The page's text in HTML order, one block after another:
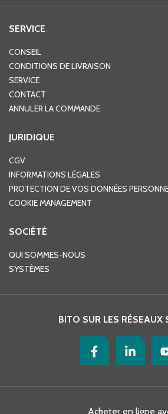
SERVICE
CONSEIL
CONDITIONS DE LIVRAISON
SERVICE
CONTACT
ANNULER LA COMMANDE
JURIDIQUE
CGV
INFORMATIONS LÉGALES
PROTECTION DE VOS DONNÉES
COOKIE MANAGEMENT
SOCIÉTÉ
QUI SOMMES-NOUS
SYSTÈMES
BITO SUR LES RÉSEAUX
Acheter en ligne